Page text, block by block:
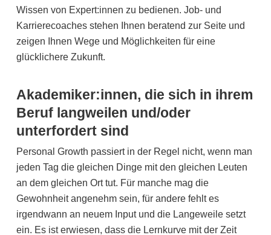
Wissen von Expert:innen zu bedienen. Job- und
Karrierecoaches stehen Ihnen beratend zur Seite und
zeigen Ihnen Wege und Möglichkeiten für eine
glücklichere Zukunft.
Akademiker:innen, die sich in ihrem
Beruf langweilen und/oder
unterfordert sind
Personal Growth passiert in der Regel nicht, wenn man
jeden Tag die gleichen Dinge mit den gleichen Leuten
an dem gleichen Ort tut. Für manche mag die
Gewohnheit angenehm sein, für andere fehlt es
irgendwann an neuem Input und die Langeweile setzt
ein. Es ist erwiesen, dass die Lernkurve mit der Zeit